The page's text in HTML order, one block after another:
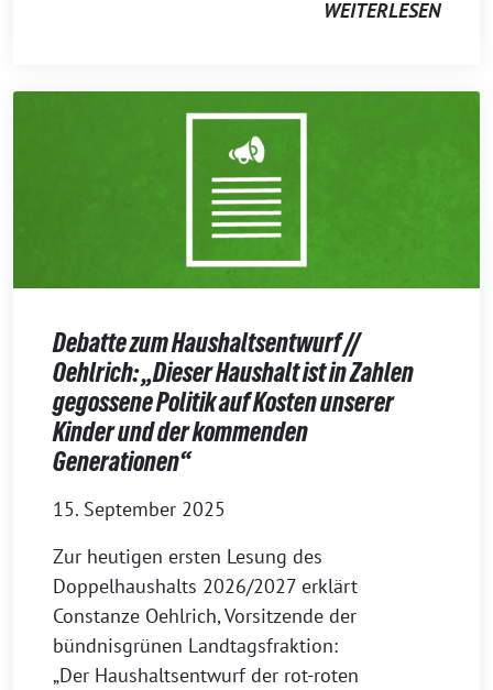
WEITERLESEN
Debatte zum Haushaltsentwurf //
Oehlrich: „Dieser Haushalt ist in Zahlen
gegossene Politik auf Kosten unserer
Kinder und der kommenden
Generationen“
15. September 2025
Zur heutigen ersten Lesung des
Doppelhaushalts 2026/2027 erklärt
Constanze Oehlrich, Vorsitzende der
bündnisgrünen Landtagsfraktion:
„Der Haushaltsentwurf der rot-roten